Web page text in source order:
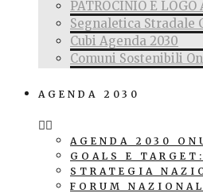
PATROCINIO E LOGO
Segnaletica Stradale
Cubi Agenda 2030
Comuni Sostenibili
AGENDA 2030
AGENDA 2030
GOALS E
STRATEGIA
FORUM